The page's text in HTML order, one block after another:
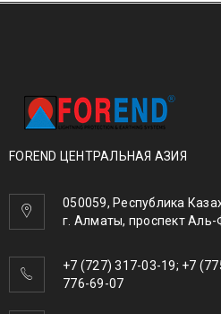
FOREND ЦЕНТРАЛЬНАЯ АЗИЯ
050059, Республика
г. Алматы, проспект Аль-
+7 (727) 317-03-19; +7
776-69-07